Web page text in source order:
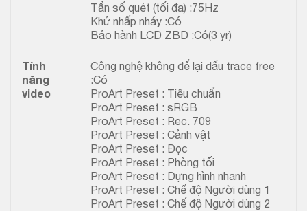
Tần số quét (tối đa) :75Hz
Khử nhấp nháy :Có
Bảo hành LCD ZBD :Có(3 yr)
Tính
năng
video
Công nghệ không để lại dấu trace free
:Có
ProArt Preset : Tiêu chuẩn
ProArt Preset : sRGB
ProArt Preset : Rec. 709
ProArt Preset : Cảnh vật
ProArt Preset : Đọc
ProArt Preset : Phòng tối
ProArt Preset : Dựng hình nhanh
ProArt Preset : Chế độ Người dùng 1
ProArt Preset : Chế độ Người dùng 2